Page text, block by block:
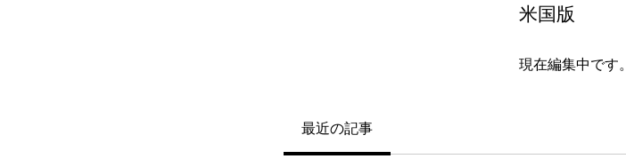
米国版
現在編集中です。
最近の記事